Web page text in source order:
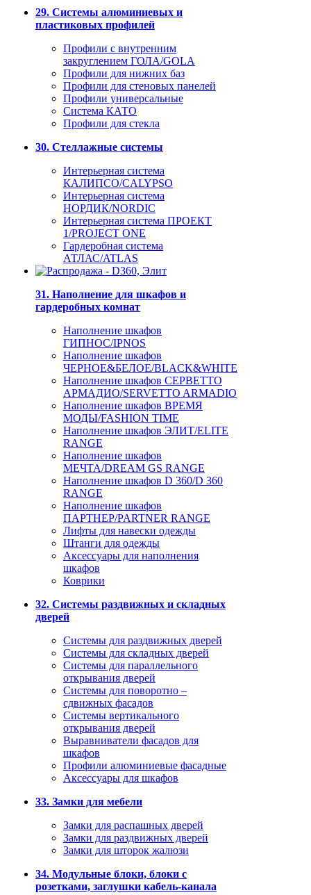
29. Системы алюминиевых и
пластиковых профилей
Профили с внутренним
закруглением ГОЛА/GOLA
Профили для нижних баз
Профили для стеновых панелей
Профили универсальные
Система КАТО
Профили для стекла
30. Стеллажные системы
Интерьерная система
КАЛИПСО/CALYPSO
Интерьерная система
НОРДИК/NORDIC
Интерьерная система ПРОЕКТ
1/PROJECT ONE
Гардеробная система
АТЛАС/ATLAS
31. Наполнение для шкафов и
гардеробных комнат
Наполнение шкафов
ГИПНОС/IPNOS
Наполнение шкафов
ЧЕРНОЕ&БЕЛОЕ/BLACK&WHITE
Наполнение шкафов СЕРВЕТТО
АРМАДИО/SERVETTO ARMADIO
Наполнение шкафов ВРЕМЯ
МОДЫ/FASHION TIME
Наполнение шкафов ЭЛИТ/ELITE
RANGE
Наполнение шкафов
МЕЧТА/DREAM GS RANGE
Наполнение шкафов D 360/D 360
RANGE
Наполнение шкафов
ПАРТНЕР/PARTNER RANGE
Лифты для навески одежды
Штанги для одежды
Аксессуары для наполнения
шкафов
Коврики
32. Системы раздвижных и складных
дверей
Системы для раздвижных дверей
Системы для складных дверей
Системы для параллельного
открывания дверей
Системы для поворотно –
сдвижных фасадов
Системы вертикального
открывания дверей
Выравниватели фасадов для
шкафов
Профили алюминиевые фасадные
Аксессуары для шкафов
33. Замки для мебели
Замки для распашных дверей
Замки для раздвижных дверей
Замки для шторок жалюзи
34. Модульные блоки, блоки с
розетками, заглушки кабель-канала